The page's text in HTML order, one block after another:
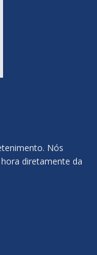
Nós
diretamente da